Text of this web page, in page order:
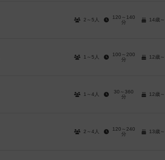
2～5人
120～140
分
14歳～
1～5人
100～200
分
12歳～
1～4人
30～360
分
12歳～
2～4人
120～240
分
13歳～